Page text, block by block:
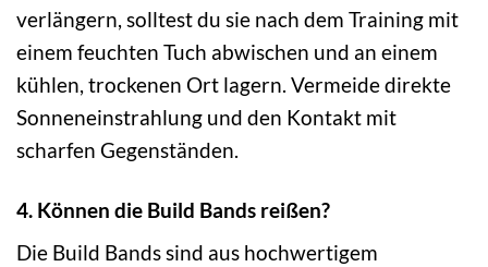
verlängern, solltest du sie nach dem Training mit
einem feuchten Tuch abwischen und an einem
kühlen, trockenen Ort lagern. Vermeide direkte
Sonneneinstrahlung und den Kontakt mit
scharfen Gegenständen.
4. Können die Build Bands reißen?
Die Build Bands sind aus hochwertigem